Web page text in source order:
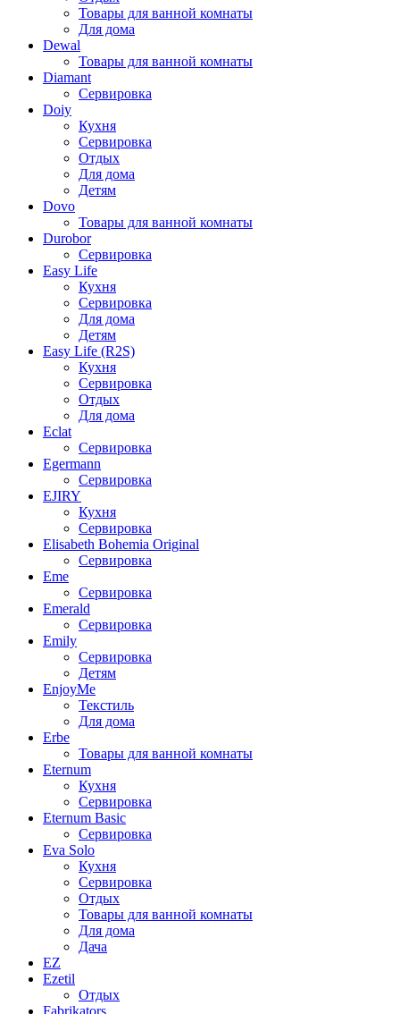
Товары для ванной комнаты
Для дома
Dewal
Товары для ванной комнаты
Diamant
Сервировка
Doiy
Кухня
Сервировка
Отдых
Для дома
Детям
Dovo
Товары для ванной комнаты
Durobor
Сервировка
Easy Life
Кухня
Сервировка
Для дома
Детям
Easy Life (R2S)
Кухня
Сервировка
Отдых
Для дома
Eclat
Сервировка
Egermann
Сервировка
EJIRY
Кухня
Сервировка
Elisabeth Bohemia Original
Сервировка
Eme
Сервировка
Emerald
Сервировка
Emily
Сервировка
Детям
EnjoyMe
Текстиль
Для дома
Erbe
Товары для ванной комнаты
Eternum
Кухня
Сервировка
Eternum Basic
Сервировка
Eva Solo
Кухня
Сервировка
Отдых
Товары для ванной комнаты
Для дома
Дача
EZ
Ezetil
Отдых